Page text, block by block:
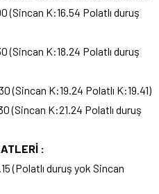
(Sincan K:16.54 Polatlı duruş
(Sincan K:18.24 Polatlı duruş
(Sincan K:19.24 Polatlı K:19.41)
(Sincan K:21.24 Polatlı duruş
:
(Polatlı duruş yok Sincan